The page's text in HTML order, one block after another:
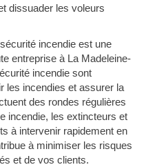
dissuader les voleurs
incendie est une
entreprise à La Madeleine-
incendie sont
les incendies et assurer la
des rondes régulières
incendie, les extincteurs et
à intervenir rapidement en
à minimiser les risques
et de vos clients.